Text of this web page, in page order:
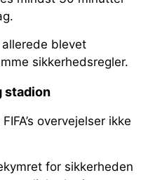
blevet
sikkerhedsregler.
stadion
overvejelser ikke
for sikkerheden